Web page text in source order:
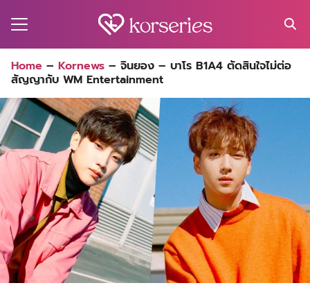
for:
Home – Kornews – จินยอง – บาโร B1A4 ตัดสินใจไม่ต่อ
สัญญากับ WM Entertainment